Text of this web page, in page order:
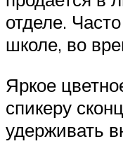
отделе.
школе, во
Яркое
спикеру
удерживать